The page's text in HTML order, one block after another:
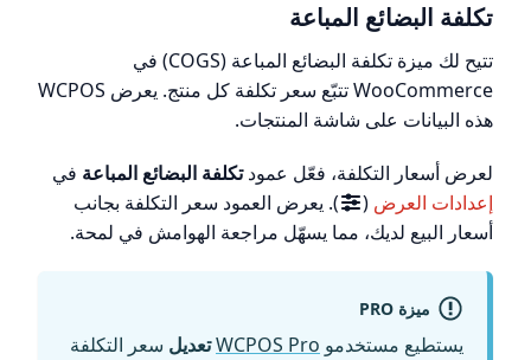
تكلفة البضائع المباعة
تتيح لك ميزة تكلفة البضائع المباعة (COGS) في
WooCommerce تتبّع سعر تكلفة كل منتج. يعرض WCPOS
هذه البيانات على شاشة المنتجات.
لعرض أسعار التكلفة، فعّل عمودتكلفة البضائع المباعة في
إعدادات العرض (
). يعرض العمود سعر التكلفة بجانب
أسعار البيع لديك، مما يسهّل مراجعة الهوامش في لمحة.
ميزة PRO
يستطيع مستخدمو WCPOS Proتعديل سعر التكلفة